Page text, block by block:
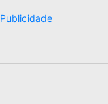
Publicidade